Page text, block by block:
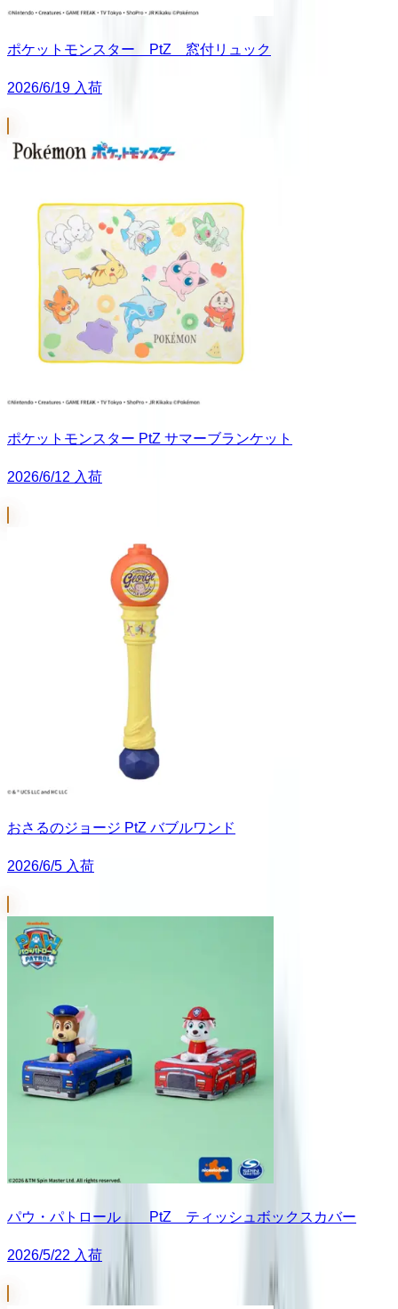
ポケットモンスター PtZ 窓付リュック
2026/6/19 入荷
ポケットモンスター PtZ サマーブランケット
2026/6/12 入荷
おさるのジョージ PtZ バブルワンド
2026/6/5 入荷
パウ・パトロール PtZ ティッシュボックスカバー
2026/5/22 入荷